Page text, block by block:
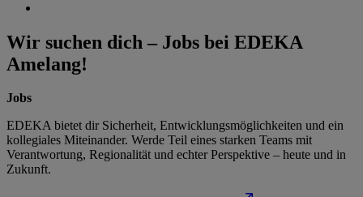
Wir suchen dich – Jobs bei EDEKA
Amelang!
Jobs
EDEKA bietet dir Sicherheit, Entwicklungsmöglichkeiten und ein
kollegiales Miteinander. Werde Teil eines starken Teams mit
Verantwortung, Regionalität und echter Perspektive – heute und in
Zukunft.